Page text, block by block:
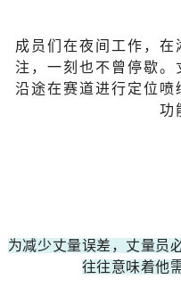
成员们在夜间工作，
注，一刻也不曾停歇。
沿途在赛道进行定位
功
为减少丈量误差，丈量员
往往意味着他